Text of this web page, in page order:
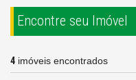
Encontre seu Imóvel
4 imóveis encontrados